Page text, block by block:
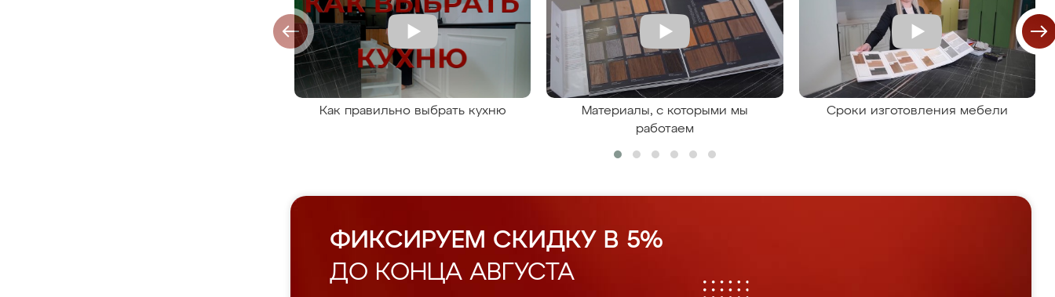
Как правильно выбрать кухню
Материалы, с которыми мы
работаем
Сроки изготовления мебели
ФИКСИРУЕМ СКИДКУ В 5%
ДО КОНЦА АВГУСТА